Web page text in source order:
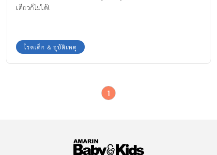
เดียวก็ไม่ได้!
โรคเด็ก & อุบัติเหตุ
1